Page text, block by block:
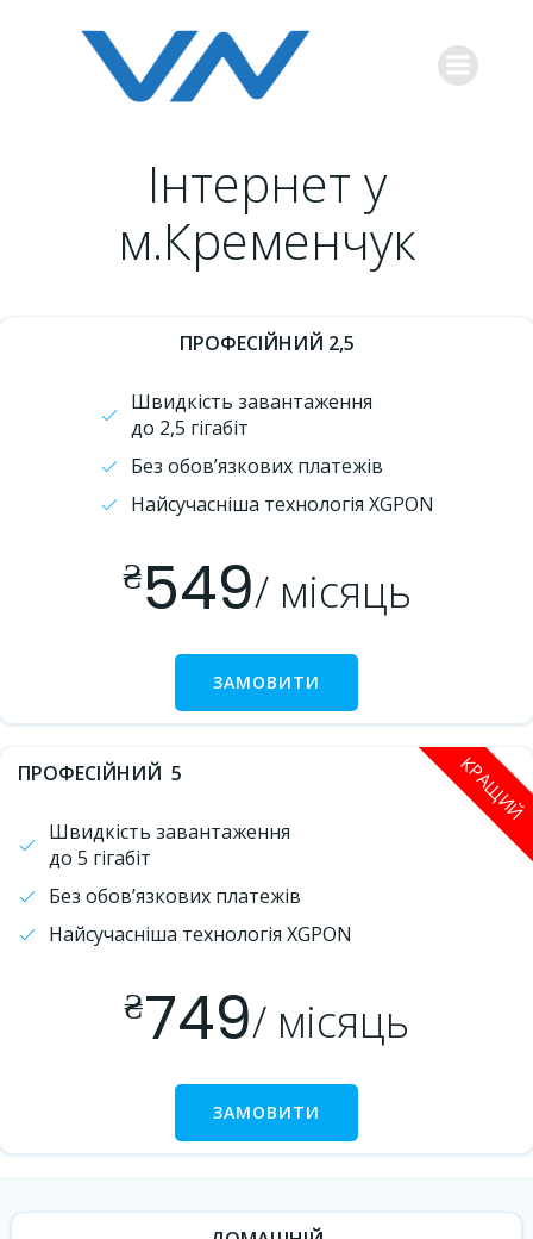
содержимому
Інтернет у
м.Кременчук
ПРОФЕСІЙНИЙ 2,5
Швидкість завантаження
до 2,5 гігабіт
Без обов’язкових платежів
Найсучасніша технологія XGPON
₴549/ місяць
ЗАМОВИТИ
КРАЩИЙ
ПРОФЕСІЙНИЙ 5
Швидкість завантаження
до 5 гігабіт
Без обов’язкових платежів
Найсучасніша технологія XGPON
₴749/ місяць
ЗАМОВИТИ